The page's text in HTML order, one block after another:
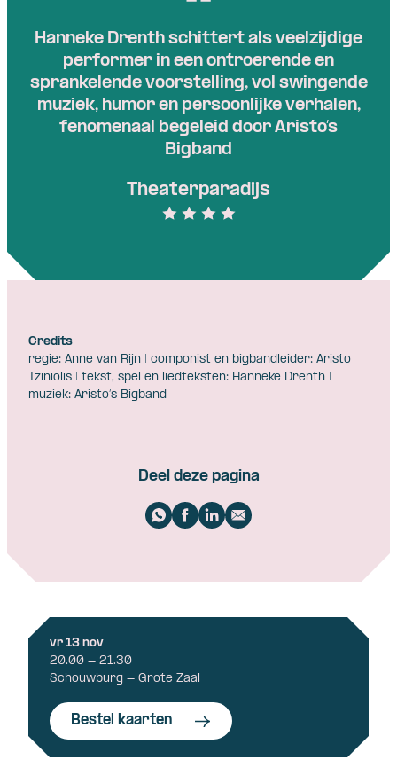
Hanneke Drenth schittert als veelzijdige
performer in een ontroerende en
sprankelende voorstelling, vol swingende
muziek, humor en persoonlijke verhalen,
fenomenaal begeleid door Aristo’s
Bigband
Theaterparadijs
Credits
regie: Anne van Rijn | componist en bigbandleider: Aristo
Tziniolis | tekst, spel en liedteksten: Hanneke Drenth |
muziek: Aristo’s Bigband
Deel deze pagina
vr 13 nov
20.00 - 21.30
Schouwburg - Grote Zaal
Bestel kaarten